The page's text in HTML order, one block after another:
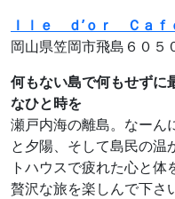
Ｉｌｅ ｄ’ｏｒ Ｃａｆ
岡山県笠岡市飛島６０５
何もない島で何もせずに
なひと時を
瀬戸内海の離島。なーん
と夕陽、そして島民の温
トハウスで疲れた心と
贅沢な旅を楽しんで下さ